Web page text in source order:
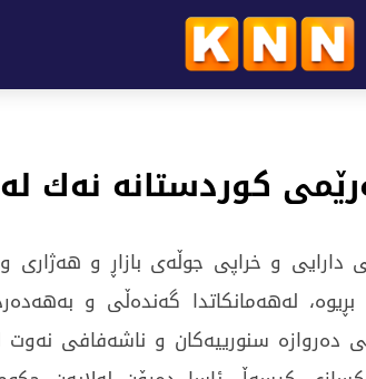
دارایی و خراپی جوڵەی بازاڕ و
لەهەمانكاتدا گەندەڵی و
دەروازە سنورییەكان و ناشەفافی نەوت